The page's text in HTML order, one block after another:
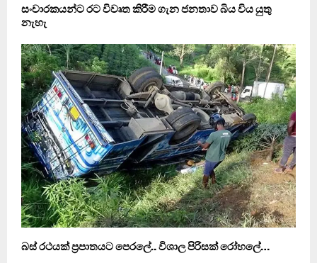
සංචාරකයන්ට රට විවෘත කිරීම ගැන ජනතාව බිය විය යුතු
නැහැ
බස් රථයක් ප‍්‍රපාතයට පෙරලේ.. විශාල පිරිසක් රෝහලේ…